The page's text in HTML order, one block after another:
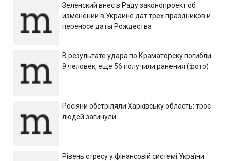
Зеленский внес в Раду законопроект об
изменении в Украине дат трех праздников и
переносе даты Рождества
В результате удара по Краматорску погибли
9 человек, еще 56 получили ранения (фото)
Росіяни обстріляли Харківську область: троє
людей загинули
Рівень стресу у фінансовій системі України